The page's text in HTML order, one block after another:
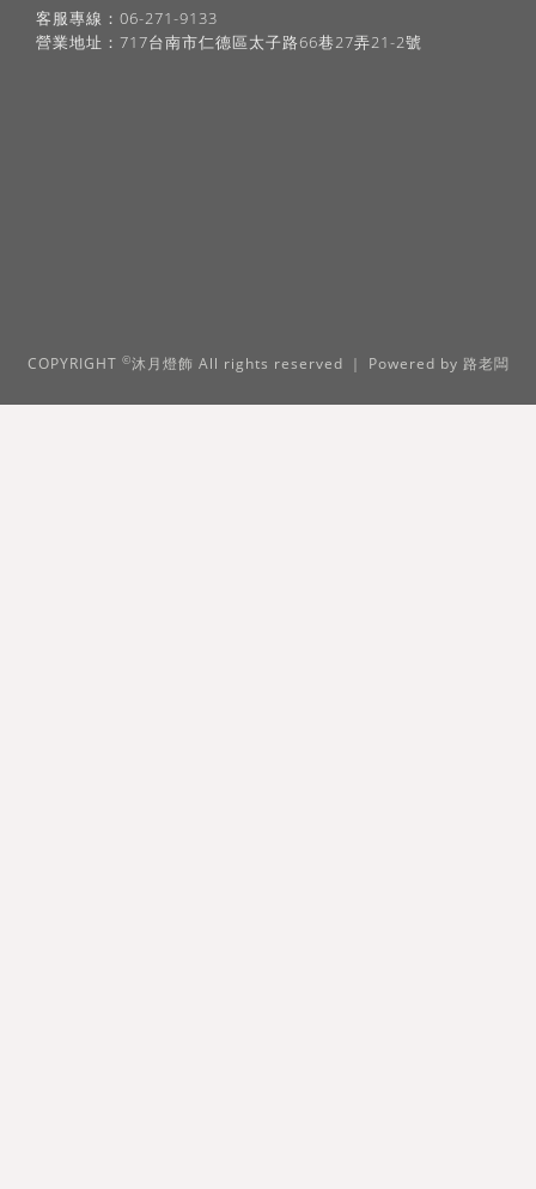
客服專線：06-271-9133
營業地址：717台南市仁德區太子路66巷27弄21-2號
COPYRIGHT ©沐月燈飾 All rights reserved ｜ Powered by 路老闆